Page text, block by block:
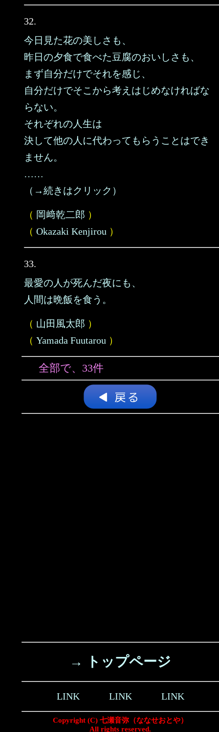
32.
今日見た花の美しさも、
昨日の夕食で食べた豆腐のおいしさも、
まず自分だけでそれを感じ、
自分だけでそこから考えはじめなければな
らない。
それぞれの人生は
決して他の人に代わってもらうことはでき
ません。
……
（→続きはクリック）
（ 岡﨑乾二郎 ）
（ Okazaki Kenjirou ）
33.
最愛の人が死んだ夜にも、
人間は晩飯を食う。
（ 山田風太郎 ）
（ Yamada Fuutarou ）
全部で、33件
→ トップページ
LINK LINK LINK
Copyright (C) 七瀬音弥（ななせおとや）
All rights reserved.